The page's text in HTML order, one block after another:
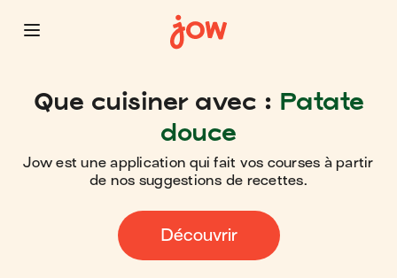
Que cuisiner avec : Patate
douce
Jow est une application qui fait vos courses à partir
de nos suggestions de recettes.
Découvrir